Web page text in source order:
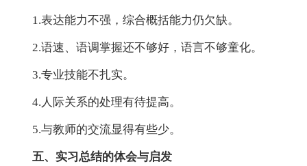
1.表达能力不强，综合概括能力仍欠缺。
2.语速、语调掌握还不够好，语言不够童化。
3.专业技能不扎实。
4.人际关系的处理有待提高。
5.与教师的交流显得有些少。
五、实习总结的体会与启发